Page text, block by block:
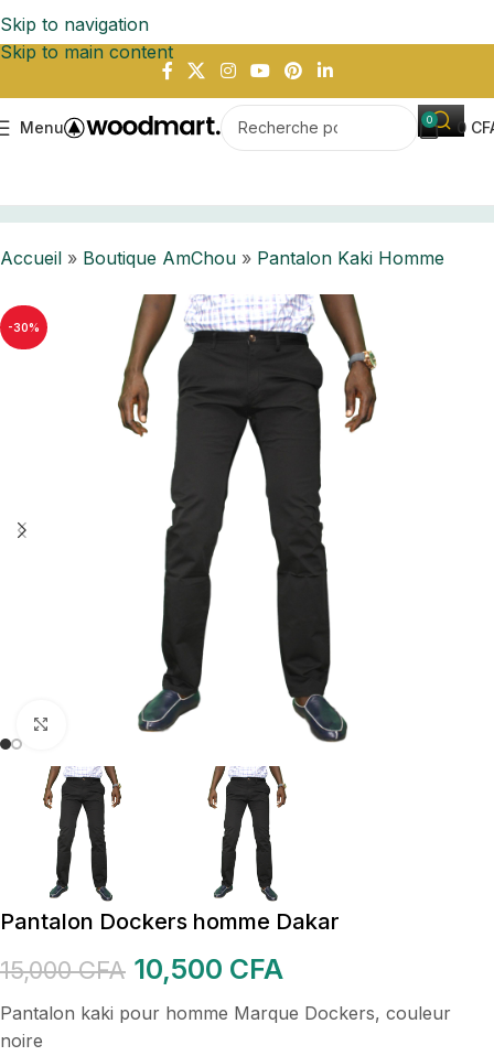
Skip to navigation
Skip to main content
Menu 0 0
Accueil » Boutique AmChou » Pantalon Kaki Homme
-30%
Cliquez pour agrandir
Pantalon Dockers homme Dakar
15,000CFA 10,500 CFA
Pantalon kaki pour homme Marque Dockers, couleur
noire